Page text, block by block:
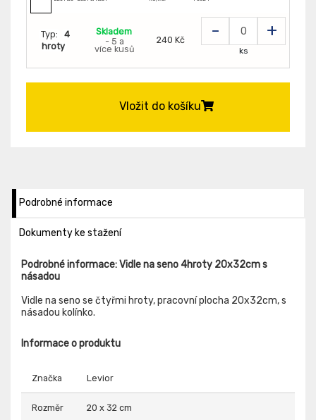
Typ:
4
hroty
Skladem
- 5 a
více kusů
240 Kč - +
ks
Vložit do košíku
Podrobné informace
Dokumenty ke stažení
Podrobné informace: Vidle na seno 4hroty 20x32cm s
násadou
Vidle na seno se čtyřmi hroty, pracovní plocha 20x32cm, s
násadou kolínko.
Informace o produktu
Značka Levior
Rozměr 20 x 32 cm